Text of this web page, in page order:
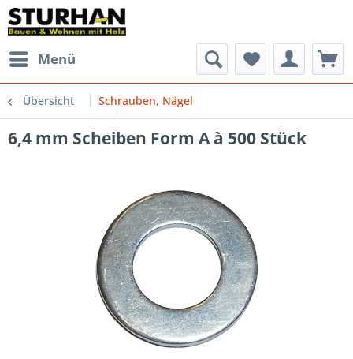
Menü
Übersicht Schrauben, Nägel
6,4 mm Scheiben Form A à 500 Stück